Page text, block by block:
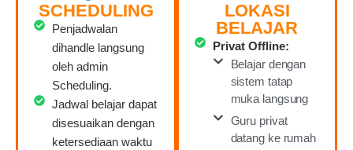
SCHEDULING
Penjadwalan
dihandle langsung
oleh admin
Scheduling.
Jadwal belajar dapat
disesuaikan dengan
ketersediaan waktu
LOKASI
BELAJAR
Privat Offline:
Belajar dengan
sistem tatap
muka langsung
Guru privat
datang ke rumah